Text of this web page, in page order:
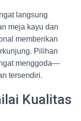
langsung
meja kayu dan
memberikan
Pilihan
menggoda—
tersendiri.
Kualitas